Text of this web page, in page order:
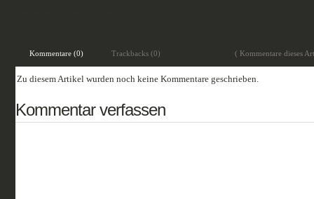
Kommentare (0) Trackbacks (0) ( Kommentare dieses
Zu diesem Artikel wurden noch keine Kommentare geschrieben.
Kommentar verfassen